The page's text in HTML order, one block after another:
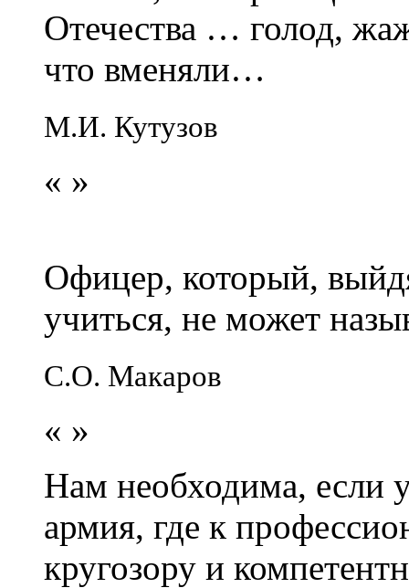
Отечества … голод,
что вменяли…
М.И. Кутузов
« »
Офицер, который,
учиться, не может
С.О. Макаров
« »
Нам необходима, если
армия, где к
кругозору и